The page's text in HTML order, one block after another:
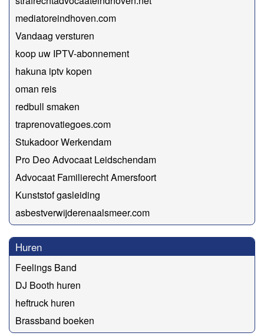
mediatoreindhoven.com
Vandaag versturen
koop uw IPTV-abonnement
hakuna iptv kopen
oman reis
redbull smaken
traprenovatiegoes.com
Stukadoor Werkendam
Pro Deo Advocaat Leidschendam
Advocaat Familierecht Amersfoort
Kunststof gasleiding
asbestverwijderenaalsmeer.com
Huren
Feelings Band
DJ Booth huren
heftruck huren
Brassband boeken